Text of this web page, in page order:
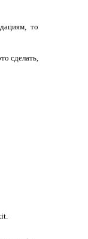
то
сделать,